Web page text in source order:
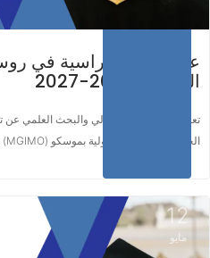
عرض منحة دراسية في
الجامعية 2026-2027
تعلن وزارة التعليم العالي والبحث
الحكومي للعلاقات الدولية بموسكو (MGIMO) بروسيا. هذا البرنامج مخصص…
12
مايو
اقرأ المزيد ...